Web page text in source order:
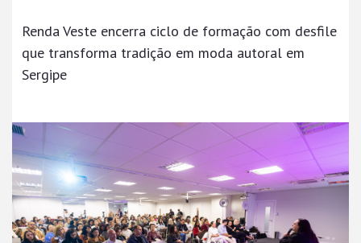
Renda Veste encerra ciclo de formação com desfile
que transforma tradição em moda autoral em
Sergipe